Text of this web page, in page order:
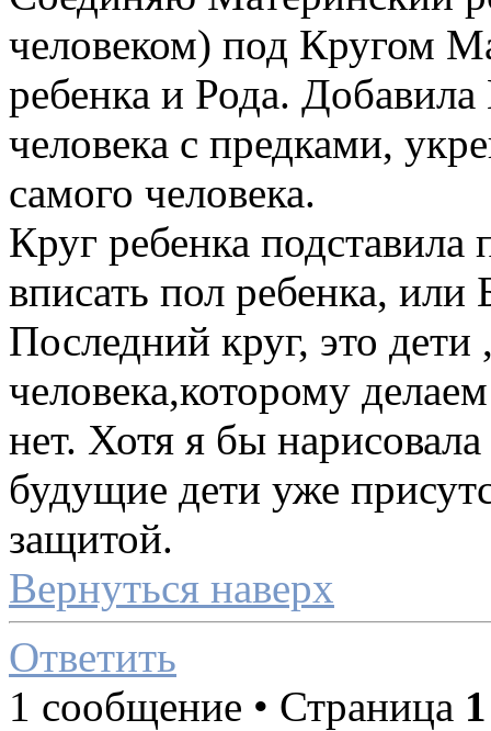
человеком) под Кругом
ребенка и Рода.
человека с предками,
самого человека.
Круг ребенка
вписать пол ребенка, или
Последний круг, это
человека,которому
нет. Хотя я бы
будущие дети уже
защитой.
Вернуться наверх
Ответить
1 сообщение • Страница 1